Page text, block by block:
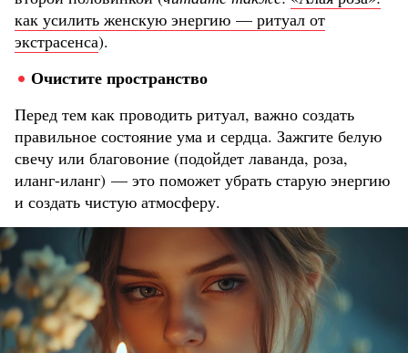
как усилить женскую энергию — ритуал от
экстрасенса).
Очистите пространство
Перед тем как проводить ритуал, важно создать
правильное состояние ума и сердца. Зажгите белую
свечу или благовоние (подойдет лаванда, роза,
иланг-иланг) — это поможет убрать старую энергию
и создать чистую атмосферу.